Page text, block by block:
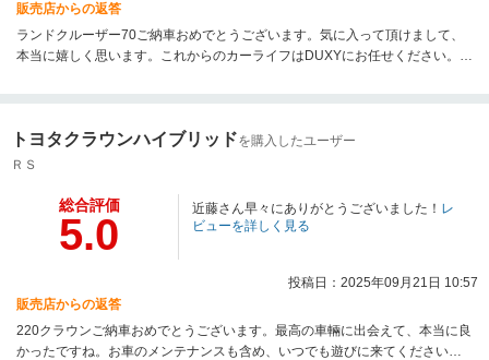
販売店からの返答
ランドクルーザー70ご納車おめでとうございます。気に入って頂けまして、
本当に嬉しく思います。これからのカーライフはDUXYにお任せください。あ
トヨタクラウンハイブリッドを購入したユーザー
ＲＳ
総合評価
5.0
近藤さん早々にありがとうございました！ レ
ビューを詳しく見る
投稿日：2025年09月21日 10:57
販売店からの返答
220クラウンご納車おめでとうございます。最高の車輛に出会えて、本当に良
かったですね。お車のメンテナンスも含め、いつでも遊びに来てください